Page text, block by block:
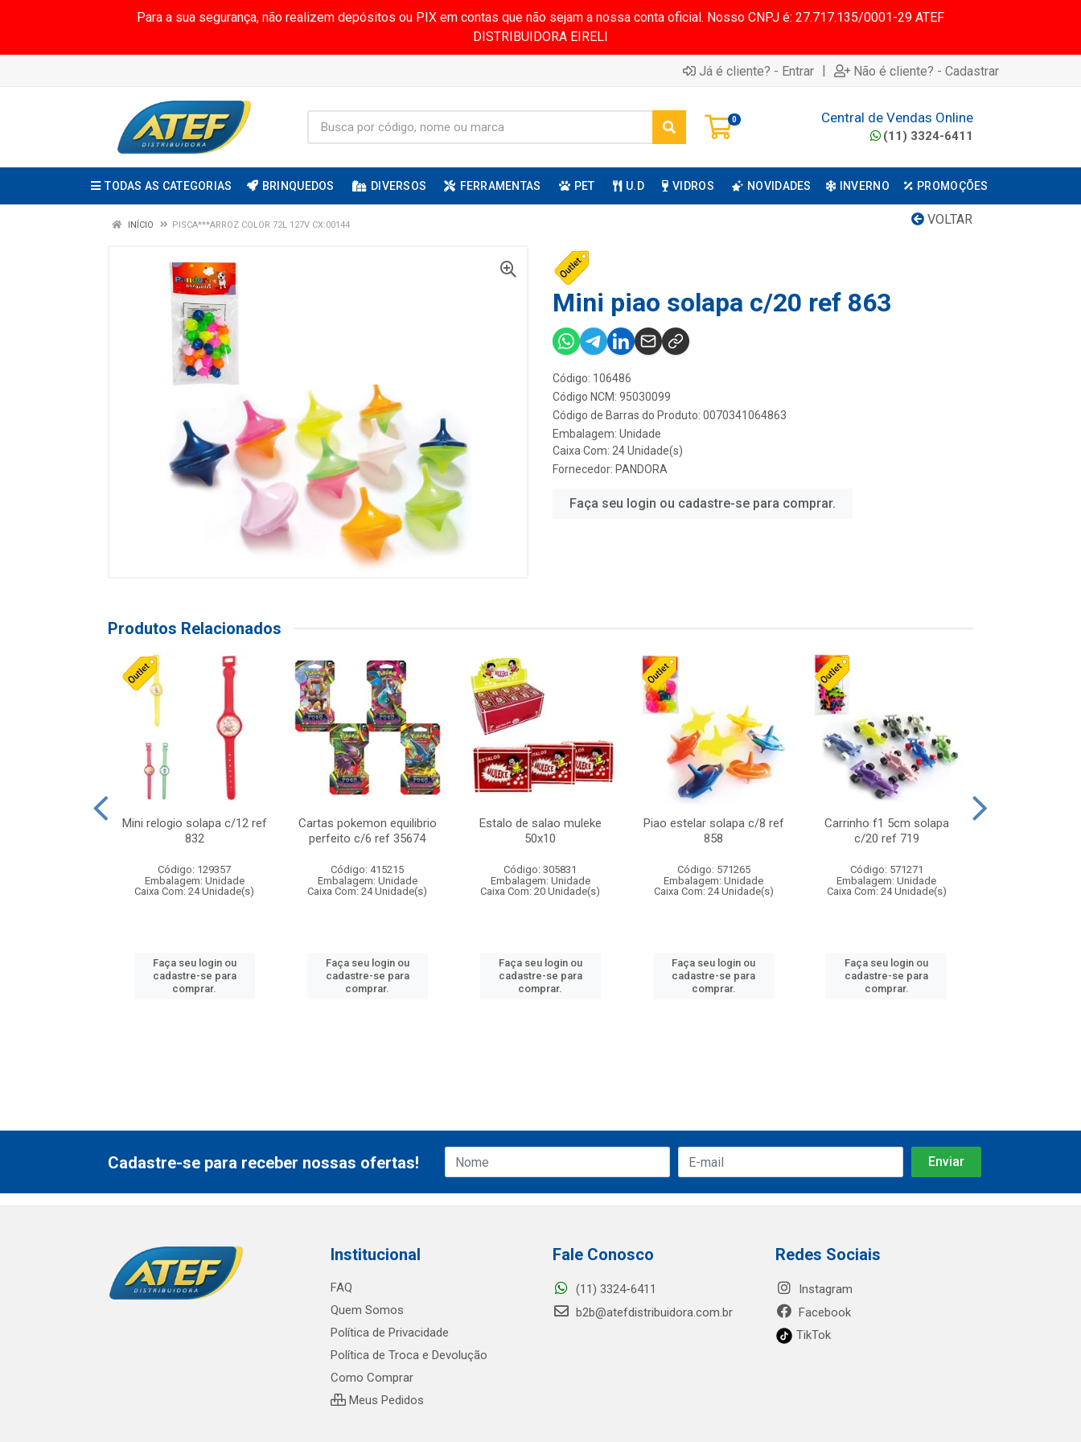
Para a sua segurança, não realizem depósitos ou PIX em contas que não sejam a nossa conta oficial. Nosso CNPJ é: 27.717.135/0001-29 ATEF
DISTRIBUIDORA EIRELI
Já é cliente? - Entrar | Não é cliente? - Cadastrar
0 Central de Vendas Online
(11) 3324-6411
TODAS AS CATEGORIAS BRINQUEDOS DIVERSOS FERRAMENTAS PET U.D VIDROS NOVIDADES INVERNO PROMOÇÕES
VOLTAR
INÍCIO PISCA***ARROZ COLOR 72L 127V CX:00144
Mini piao solapa c/20 ref 863
Código: 106486
Código NCM: 95030099
Código de Barras do Produto: 0070341064863
Embalagem: Unidade
Caixa Com: 24 Unidade(s)
Fornecedor: PANDORA
Faça seu login ou cadastre-se para comprar.
Produtos Relacionados
Mini relogio solapa c/12 ref
832
Código: 129357
Embalagem: Unidade
Caixa Com: 24 Unidade(s)
Faça seu login ou
cadastre-se para
comprar.
Cartas pokemon equilibrio
perfeito c/6 ref 35674
Código: 415215
Embalagem: Unidade
Caixa Com: 24 Unidade(s)
Faça seu login ou
cadastre-se para
comprar.
Estalo de salao muleke
50x10
Código: 305831
Embalagem: Unidade
Caixa Com: 20 Unidade(s)
Faça seu login ou
cadastre-se para
comprar.
Piao estelar solapa c/8 ref
858
Código: 571265
Embalagem: Unidade
Caixa Com: 24 Unidade(s)
Faça seu login ou
cadastre-se para
comprar.
Carrinho f1 5cm solapa
c/20 ref 719
Código: 571271
Embalagem: Unidade
Caixa Com: 24 Unidade(s)
Faça seu login ou
cadastre-se para
comprar.
Cadastre-se para receber nossas ofertas!
Institucional
FAQ
Quem Somos
Política de Privacidade
Política de Troca e Devolução
Como Comprar
Meus Pedidos
Fale Conosco
(11) 3324-6411
b2b@atefdistribuidora.com.br
Redes Sociais
Instagram
Facebook
TikTok